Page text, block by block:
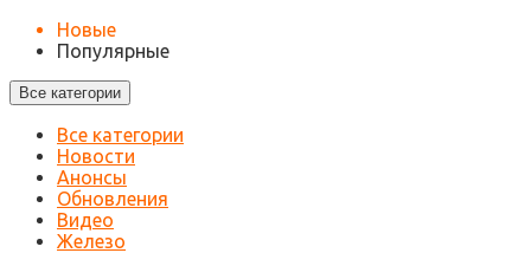
Новые
Популярные
Все категории
Все категории
Новости
Анонсы
Обновления
Видео
Железо